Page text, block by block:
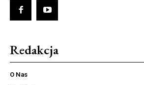
Redakcja
O Nas